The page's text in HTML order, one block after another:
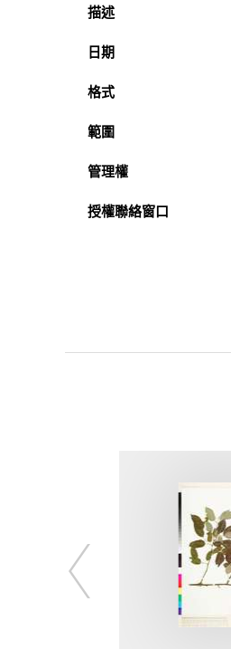
描述
日期
格式
範圍
管理權
授權聯絡窗口